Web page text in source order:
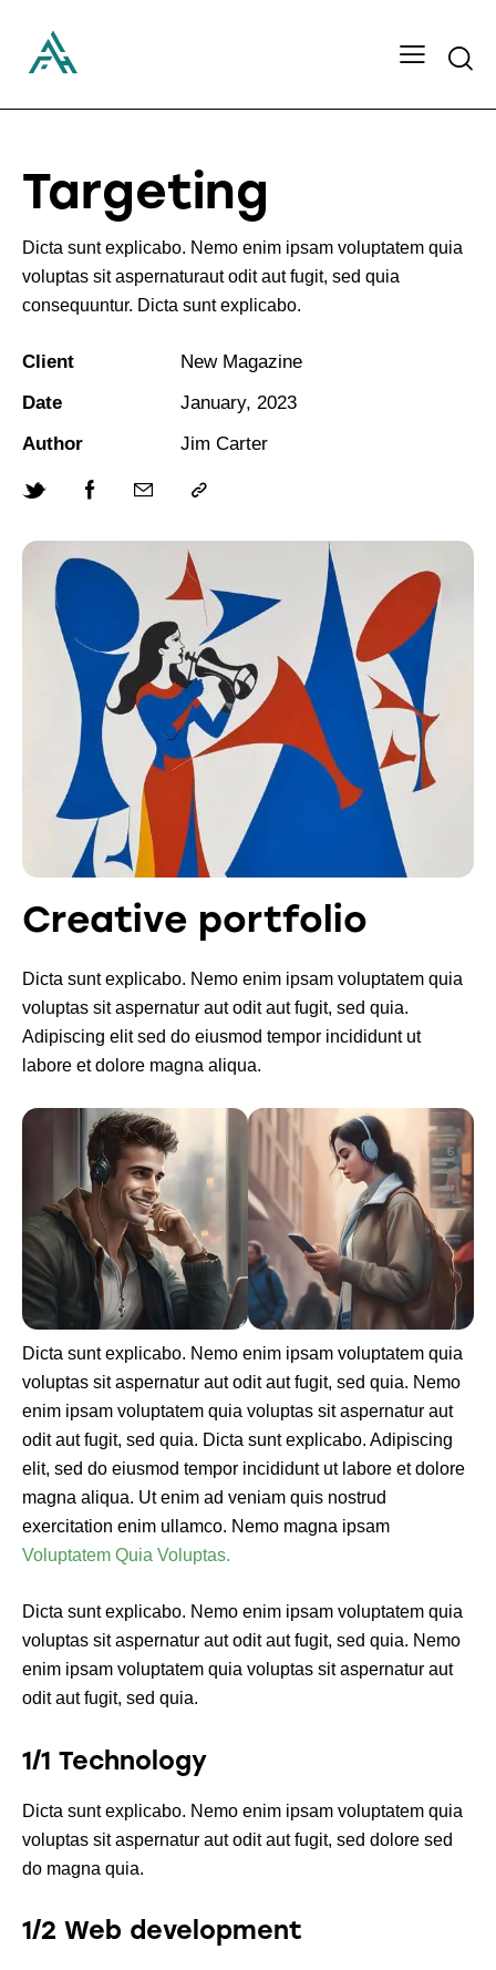
Targeting
Dicta sunt explicabo. Nemo enim ipsam voluptatem quia
voluptas sit aspernaturaut odit aut fugit, sed quia
consequuntur. Dicta sunt explicabo.
Client
New Magazine
Date
January, 2023
Author
Jim Carter
Twitter- FacebookShare-
Copy
to
clipboard
Creative portfolio
Dicta sunt explicabo. Nemo enim ipsam voluptatem quia
voluptas sit aspernatur aut odit aut fugit, sed quia.
Adipiscing elit sed do eiusmod tempor incididunt ut
labore et dolore magna aliqua.
Dicta sunt explicabo. Nemo enim ipsam voluptatem quia
voluptas sit aspernatur aut odit aut fugit, sed quia. Nemo
enim ipsam voluptatem quia voluptas sit aspernatur aut
odit aut fugit, sed quia. Dicta sunt explicabo. Adipiscing
elit, sed do eiusmod tempor incididunt ut labore et dolore
magna aliqua. Ut enim ad veniam quis nostrud
exercitation enim ullamco. Nemo magna ipsam
Voluptatem Quia Voluptas.
Dicta sunt explicabo. Nemo enim ipsam voluptatem quia
voluptas sit aspernatur aut odit aut fugit, sed quia. Nemo
enim ipsam voluptatem quia voluptas sit aspernatur aut
odit aut fugit, sed quia.
1/1 Technology
Dicta sunt explicabo. Nemo enim ipsam voluptatem quia
voluptas sit aspernatur aut odit aut fugit, sed dolore sed
do magna quia.
1/2 Web development